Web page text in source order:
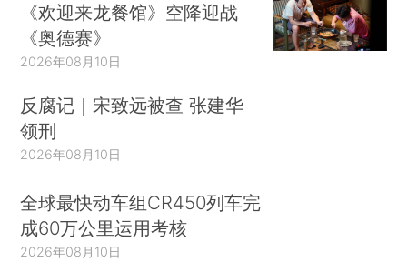
《欢迎来龙餐馆》空降迎战
《奥德赛》
2026年08月10日
反腐记｜宋致远被查 张建华
领刑
2026年08月10日
全球最快动车组CR450列车完
成60万公里运用考核
2026年08月10日